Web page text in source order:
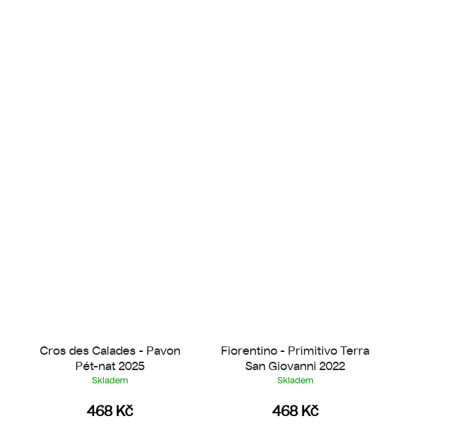
Cros des Calades - Pavon
Pét-nat 2025
Skladem
468 Kč
Fiorentino - Primitivo Terra
San Giovanni 2022
Skladem
468 Kč